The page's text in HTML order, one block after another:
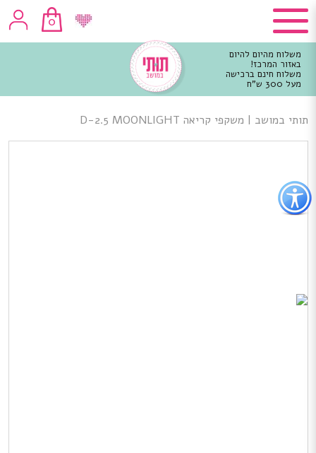
כפתור
לפתיחת
תפריט
נגישות
0
משלוח מהיום להיום
באזור המרכז!
משלוח חינם ברכישה
מעל 300 ש"ח
מרכזי
תותי במושב | משקפי קריאה D-2.5 MOONLIGHT